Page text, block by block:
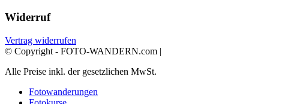
Widerruf
Vertrag widerrufen
© Copyright - FOTO-WANDERN.com |
Alle Preise inkl. der gesetzlichen MwSt.
Fotowanderungen